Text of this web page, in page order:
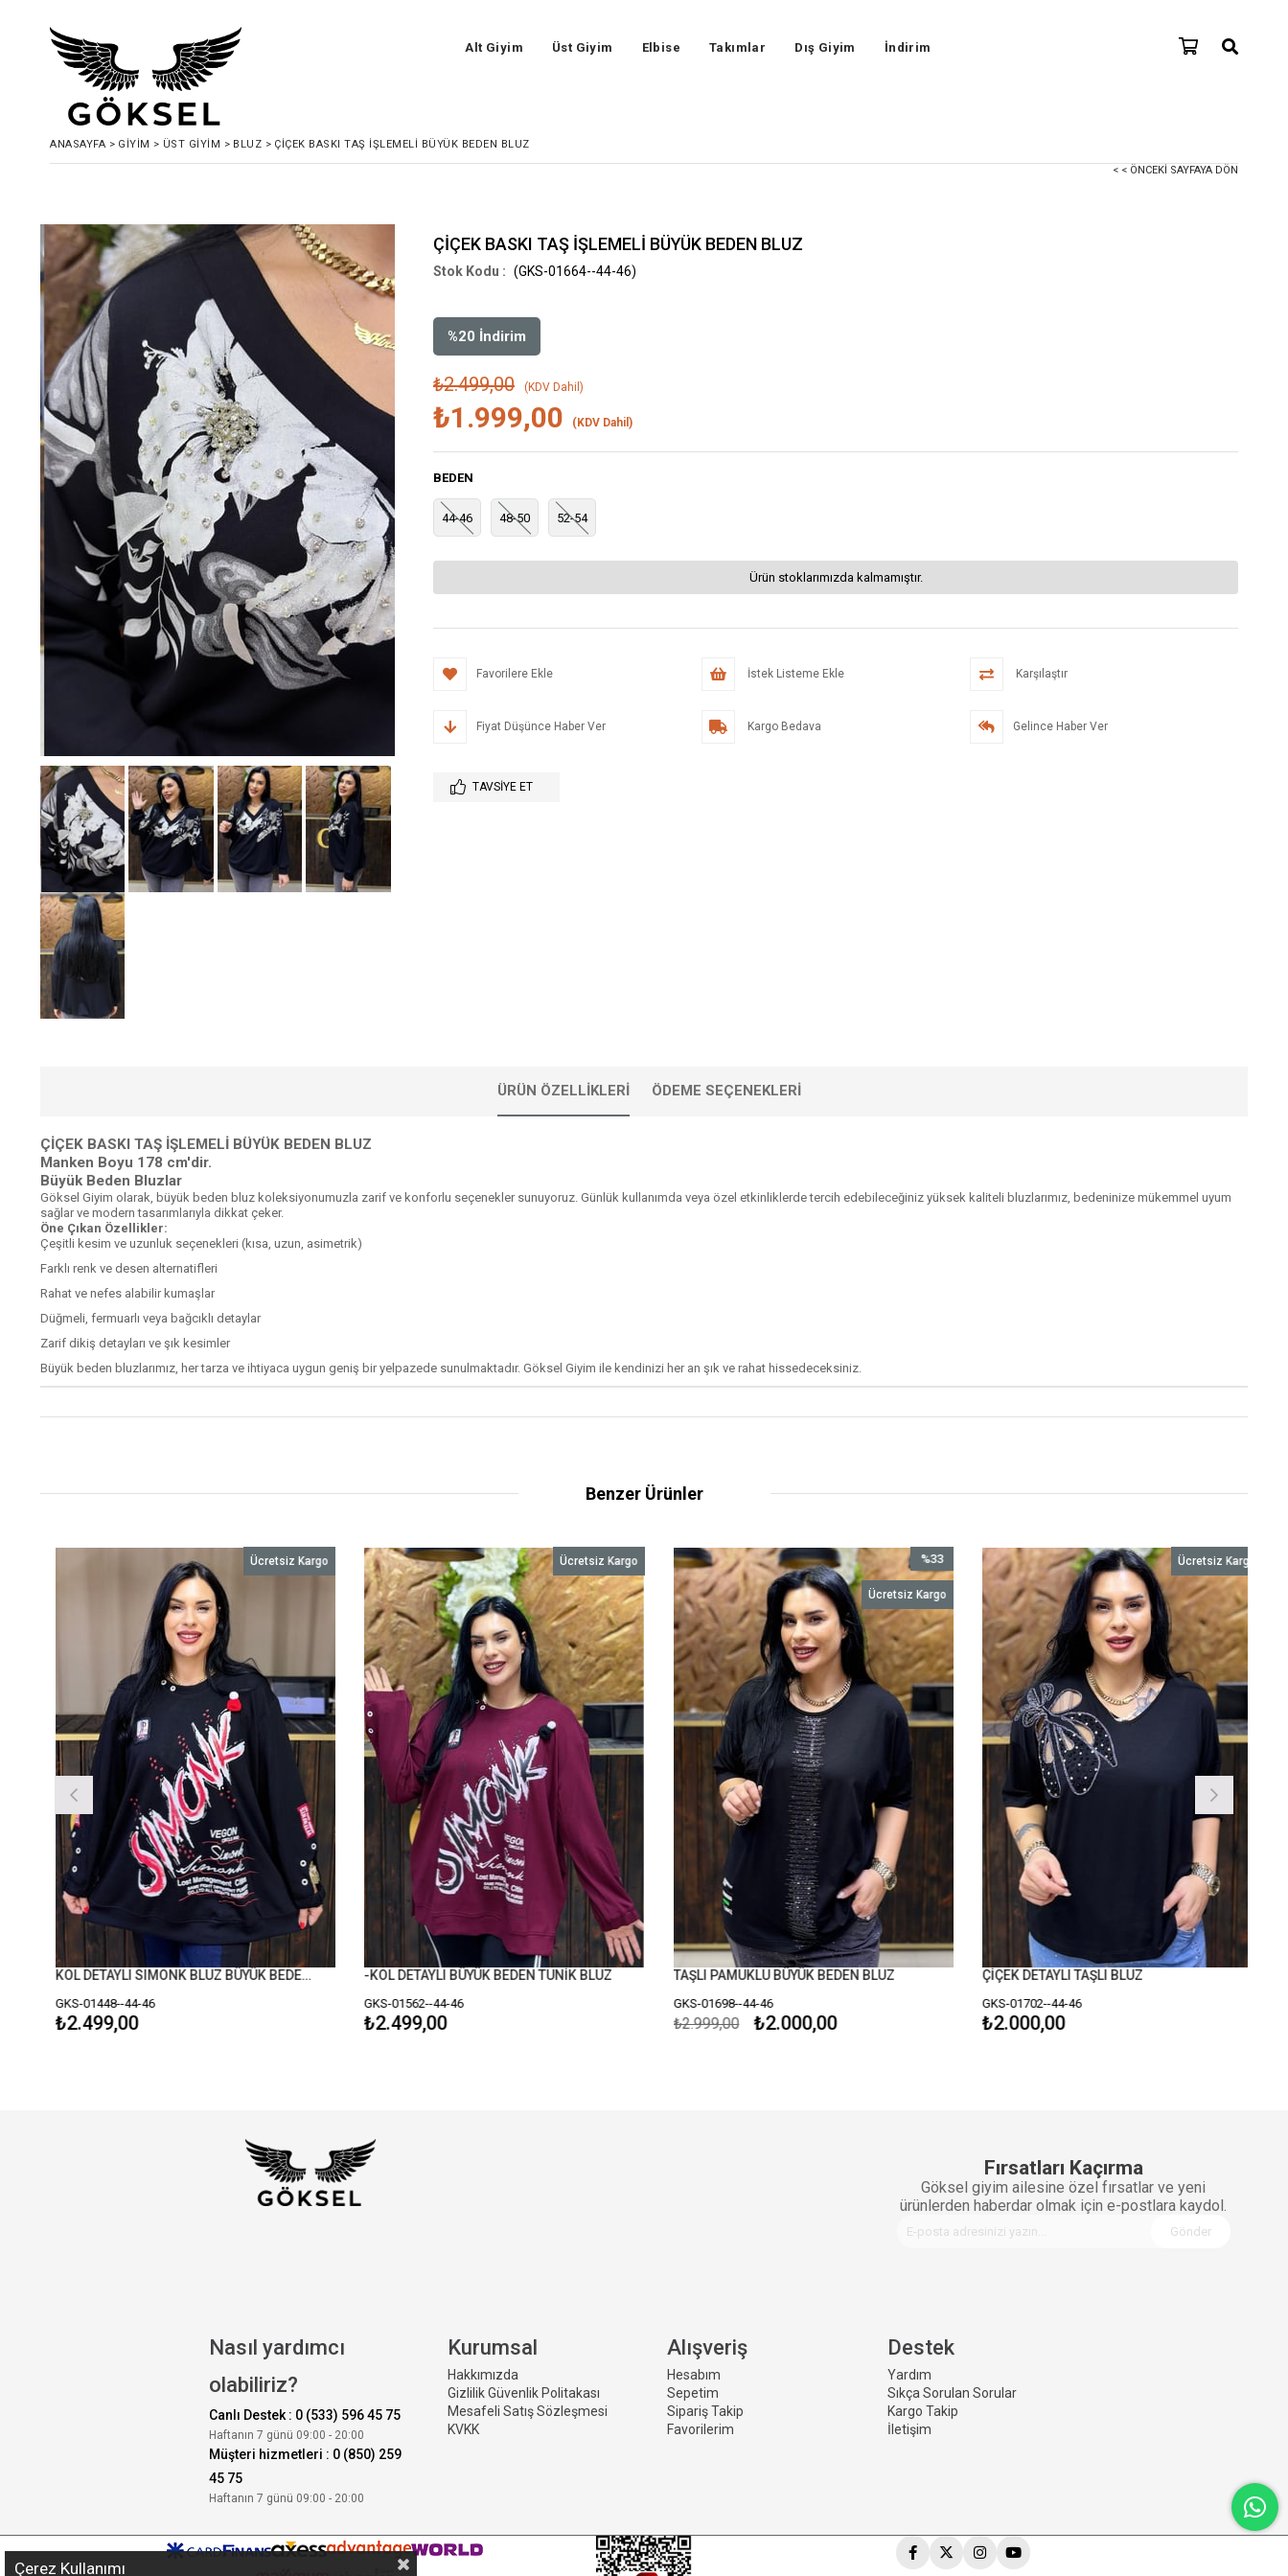
Alt Giyim Üst Giyim Elbise Takımlar Dış Giyim İndirim
ANASAYFA > GIYIM > ÜST GIYIM > BLUZ > ÇİÇEK BASKI TAŞ İŞLEMELİ BÜYÜK BEDEN BLUZ
< < ÖNCEKI SAYFAYA DÖN
ÇİÇEK BASKI TAŞ İŞLEMELİ BÜYÜK BEDEN BLUZ
(GKS-01664--44-46)
%20 İndirim
₺2.499,00 (KDV Dahil)
₺1.999,00 (KDV Dahil)
BEDEN
44-46 48-50 52-54
Ürün stoklarımızda kalmamıştır.
Favorilere Ekle İstek Listeme Ekle Karşılaştır
Fiyat Düşünce Haber Ver Kargo Bedava Gelince Haber Ver
TAVSIYE ET
ÜRÜN ÖZELLIKLERI ÖDEME SEÇENEKLERI
ÇİÇEK BASKI TAŞ İŞLEMELİ BÜYÜK BEDEN BLUZ
Manken Boyu 178 cm'dir.
Büyük Beden Bluzlar
Göksel Giyim olarak, büyük beden bluz koleksiyonumuzla zarif ve konforlu seçenekler sunuyoruz. Günlük kullanımda veya özel etkinliklerde tercih edebileceğiniz yüksek kaliteli bluzlarımız, bedeninize mükemmel uyum
sağlar ve modern tasarımlarıyla dikkat çeker.
Öne Çıkan Özellikler:
Çeşitli kesim ve uzunluk seçenekleri (kısa, uzun, asimetrik)
Farklı renk ve desen alternatifleri
Rahat ve nefes alabilir kumaşlar
Düğmeli, fermuarlı veya bağcıklı detaylar
Zarif dikiş detayları ve şık kesimler
Büyük beden bluzlarımız, her tarza ve ihtiyaca uygun geniş bir yelpazede sunulmaktadır. Göksel Giyim ile kendinizi her an şık ve rahat hissedeceksiniz.
Benzer Ürünler
KOL DETAYLI SIMONK BLUZ BÜYÜK BEDEN SİYAH
GKS-01448--44-46
₺2.499,00
Ücretsiz Kargo
-KOL DETAYLI BÜYÜK BEDEN TUNİK BLUZ
GKS-01562--44-46
₺2.499,00
Ücretsiz Kargo
TAŞLI PAMUKLU BÜYÜK BEDEN BLUZ
GKS-01698--44-46
₺2.000,00
₺2.999,00
%33
İndirim
%33İndirim
Ücretsiz Kargo
ÇİÇEK DETAYLI TAŞLI BLUZ
GKS-01702--44-46
₺2.000,00
Ücretsiz Kargo
Fırsatları Kaçırma
Göksel giyim ailesine özel fırsatlar ve yeni
ürünlerden haberdar olmak için e-postlara kaydol.
Gönder
Nasıl yardımcı
olabiliriz?
Canlı Destek : 0 (533) 596 45 75
Haftanın 7 günü 09:00 - 20:00
Müşteri hizmetleri : 0 (850) 259
45 75
Haftanın 7 günü 09:00 - 20:00
Kurumsal
Hakkımızda
Gizlilik Güvenlik Politakası
Mesafeli Satış Sözleşmesi
KVKK
Alışveriş
Hesabım
Sepetim
Sipariş Takip
Favorilerim
Destek
Yardım
Sıkça Sorulan Sorular
Kargo Takip
İletişim
Çerez Kullanımı